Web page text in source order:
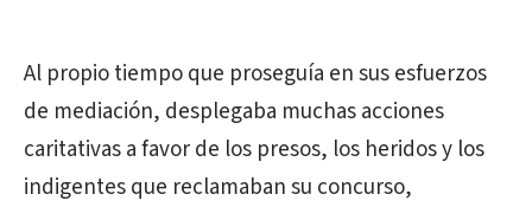
Al propio tiempo que proseguía en sus esfuerzos
de mediación, desplegaba muchas acciones
caritativas a favor de los presos, los heridos y los
indigentes que reclamaban su concurso,